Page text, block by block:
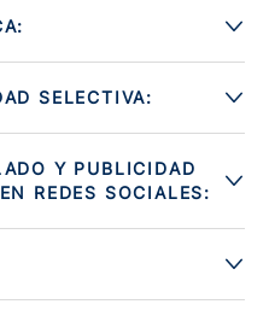
SELECTIVA:
Y PUBLICIDAD
REDES SOCIALES: